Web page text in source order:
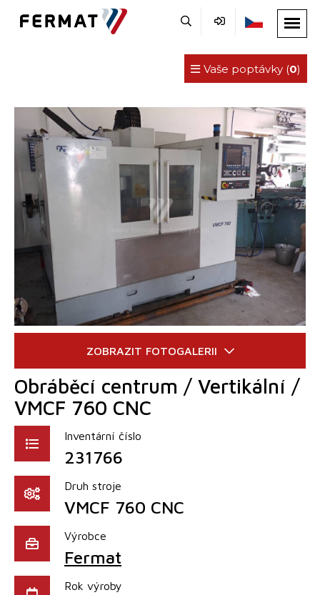
Vaše poptávky (0)
Obráběcí centrum / Vertikální /
VMCF 760 CNC
Inventární číslo
231766
Druh stroje
VMCF 760 CNC
Výrobce
Fermat
Rok výroby